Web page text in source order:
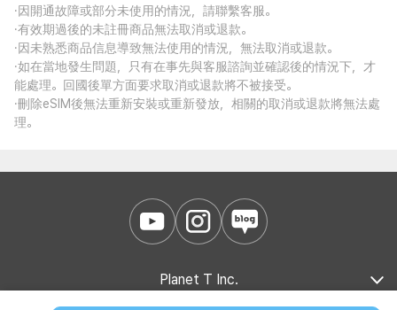
·因開通故障或部分未使用的情況，請聯繫客服。
·有效期過後的未註冊商品無法取消或退款。
·因未熟悉商品信息導致無法使用的情況，無法取消或退款。
·如在當地發生問題，只有在事先與客服諮詢並確認後的情況下，才
能處理。回國後單方面要求取消或退款將不被接受。
·刪除eSIM後無法重新安裝或重新發放，相關的取消或退款將無法處
理。
Planet T Inc.